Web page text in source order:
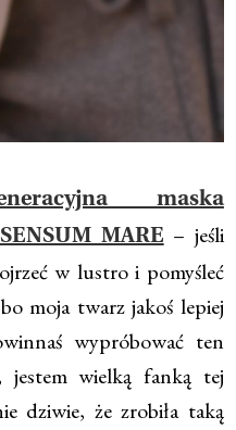
maska
MARE – jeśli
w lustro i pomyśleć
moja twarz jakoś lepiej
wypróbować ten
wielką fanką tej
dziwie, że zrobiła taką